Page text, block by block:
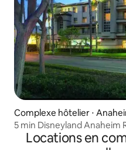
Complexe hôtelier ⋅
5 min Disneyland Anaheim
4 personnes
Locations en